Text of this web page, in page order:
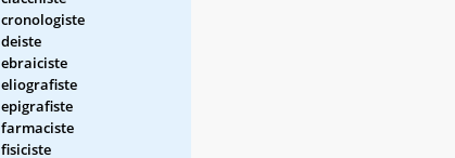
cronologiste
deiste
ebraiciste
eliografiste
epigrafiste
farmaciste
fisiciste